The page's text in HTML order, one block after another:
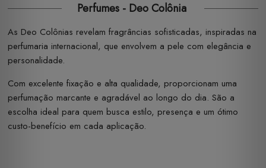
Perfumes - Deo Colônia
As Deo Colônias revelam fragrâncias sofisticadas, inspiradas na
perfumaria internacional, que envolvem a pele com elegância e
personalidade.
Com excelente fixação e alta qualidade, proporcionam uma
perfumação marcante e agradável ao longo do dia. São a
escolha ideal para quem busca estilo, presença e um ótimo
custo-benefício em cada aplicação.